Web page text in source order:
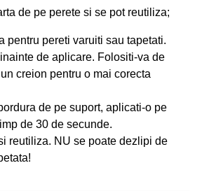
de pe perete si se pot reutiliza;
pentru pereti varuiti sau tapetati.
de aplicare. Folositi-va de
creion pentru o mai corecta
de pe suport, aplicati-o pe
de 30 de secunde.
reutiliza. NU se poate dezlipi de